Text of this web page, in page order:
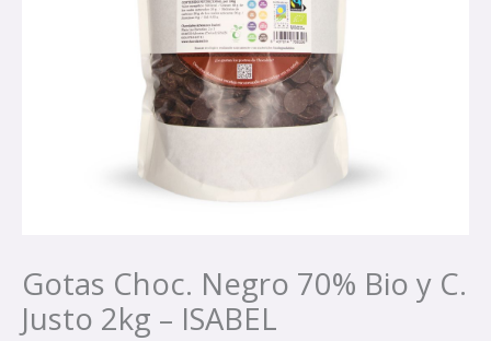
Gotas Choc. Negro 70% Bio y C.
Justo 2kg – ISABEL